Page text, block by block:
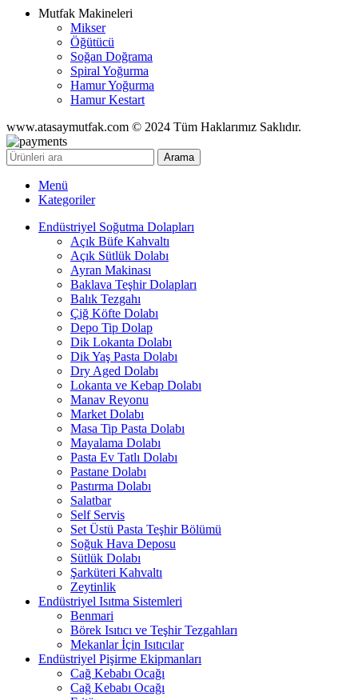
Mutfak Makineleri
Mikser
Öğütücü
Soğan Doğrama
Spiral Yoğurma
Hamur Yoğurma
Hamur Kestart
www.atasaymutfak.com © 2024 Tüm Haklarımız Saklıdır.
Arama
Menü
Kategoriler
Endüstriyel Soğutma Dolapları
Açık Büfe Kahvaltı
Açık Sütlük Dolabı
Ayran Makinası
Baklava Teşhir Dolapları
Balık Tezgahı
Çiğ Köfte Dolabı
Depo Tip Dolap
Dik Lokanta Dolabı
Dik Yaş Pasta Dolabı
Dry Aged Dolabı
Lokanta ve Kebap Dolabı
Manav Reyonu
Market Dolabı
Masa Tip Pasta Dolabı
Mayalama Dolabı
Pasta Ev Tatlı Dolabı
Pastane Dolabı
Pastırma Dolabı
Salatbar
Self Servis
Set Üstü Pasta Teşhir Bölümü
Soğuk Hava Deposu
Sütlük Dolabı
Şarküteri Kahvaltı
Zeytinlik
Endüstriyel Isıtma Sistemleri
Benmari
Börek Isıtıcı ve Teşhir Tezgahları
Mekanlar İçin Isıtıcılar
Endüstriyel Pişirme Ekipmanları
Cağ Kebabı Ocağı
Cağ Kebabı Ocağı